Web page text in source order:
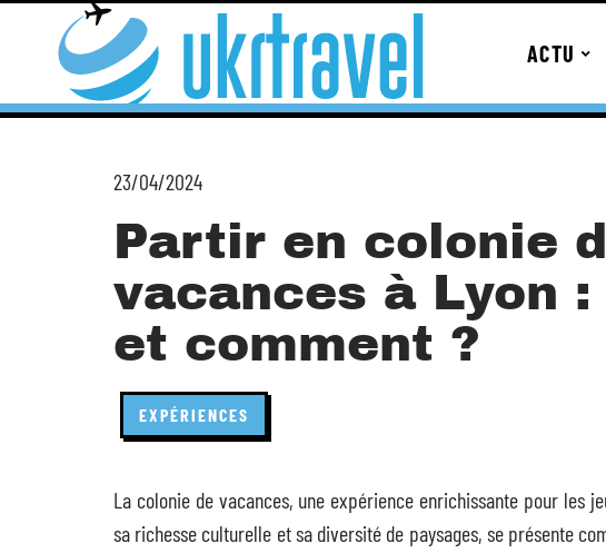
ACTU
23/04/2024
Partir en colonie
vacances à Lyon
et comment ?
EXPÉRIENCES
La colonie de vacances, une expérience enrichissante pour les
sa richesse culturelle et sa diversité de paysages, se présente